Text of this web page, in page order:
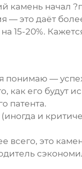
камень начал
— это даёт
15-20%.
понимаю —
как его будут
патента.
и
всего, это